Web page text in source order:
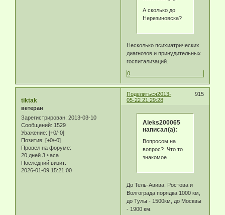
А сколько до
Нерезиновска?
Несколько психиатрических
диагнозов и принудительных
госпитализаций.
0
Поделиться 915
2013-
05-22 21:29:28
tiktak
ветеран
Зарегистрирован: 2013-03-10
Сообщений: 1529
Уважение: [+0/-0]
Позитив: [+0/-0]
Провел на форуме:
20 дней 3 часа
Последний визит:
2026-01-09 15:21:00
Aleks200065
написал(а):
Вопросом на
вопрос? Что то
знакомое....
До Тель-Авива, Ростова и
Волгограда порядка 1000 км,
до Тулы - 1500км, до Москвы
- 1900 км.